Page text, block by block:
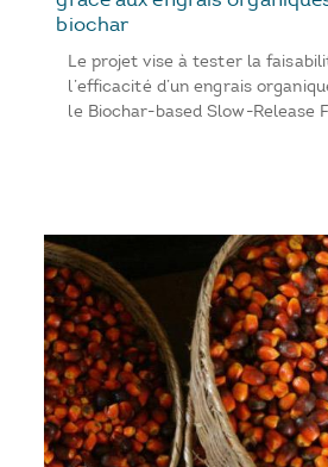
biochar
Le projet vise à tester la
l’efficacité d’un engrais
le Biochar-based Slow-Release